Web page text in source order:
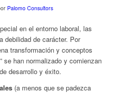
Palomo Consultors
en el entorno laboral, las
debilidad de carácter. Por
transformación y conceptos
” se han normalizado y comienzan
desarrollo y éxito.
(a menos que se padezca